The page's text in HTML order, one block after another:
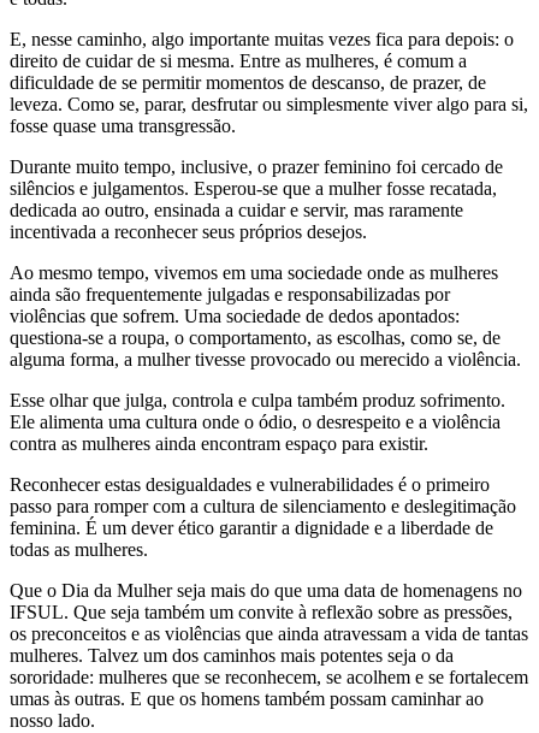
E, nesse caminho, algo importante muitas vezes fica para depois: o
direito de cuidar de si mesma. Entre as mulheres, é comum a
dificuldade de se permitir momentos de descanso, de prazer, de
leveza. Como se, parar, desfrutar ou simplesmente viver algo para si,
fosse quase uma transgressão.
Durante muito tempo, inclusive, o prazer feminino foi cercado de
silêncios e julgamentos. Esperou-se que a mulher fosse recatada,
dedicada ao outro, ensinada a cuidar e servir, mas raramente
incentivada a reconhecer seus próprios desejos.
Ao mesmo tempo, vivemos em uma sociedade onde as mulheres
ainda são frequentemente julgadas e responsabilizadas por
violências que sofrem. Uma sociedade de dedos apontados:
questiona-se a roupa, o comportamento, as escolhas, como se, de
alguma forma, a mulher tivesse provocado ou merecido a violência.
Esse olhar que julga, controla e culpa também produz sofrimento.
Ele alimenta uma cultura onde o ódio, o desrespeito e a violência
contra as mulheres ainda encontram espaço para existir.
Reconhecer estas desigualdades e vulnerabilidades é o primeiro
passo para romper com a cultura de silenciamento e deslegitimação
feminina. É um dever ético garantir a dignidade e a liberdade de
todas as mulheres.
Que o Dia da Mulher seja mais do que uma data de homenagens no
IFSUL. Que seja também um convite à reflexão sobre as pressões,
os preconceitos e as violências que ainda atravessam a vida de tantas
mulheres. Talvez um dos caminhos mais potentes seja o da
sororidade: mulheres que se reconhecem, se acolhem e se fortalecem
umas às outras. E que os homens também possam caminhar ao
nosso lado.